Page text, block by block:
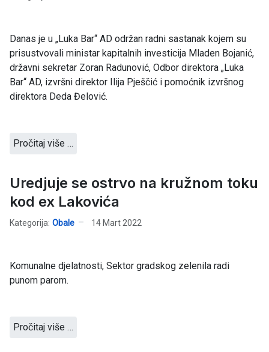
Danas je u „Luka Bar“ AD održan radni sastanak kojem su
prisustvovali ministar kapitalnih investicija Mladen Bojanić,
državni sekretar Zoran Radunović, Odbor direktora „Luka
Bar“ AD, izvršni direktor Ilija Pješčić i pomoćnik izvršnog
direktora Deda Đelović.
Pročitaj više …
Uredjuje se ostrvo na kružnom toku
kod ex Lakovića
Kategorija: Obale 14 Mart 2022
Komunalne djelatnosti, Sektor gradskog zelenila radi
punom parom.
Pročitaj više …